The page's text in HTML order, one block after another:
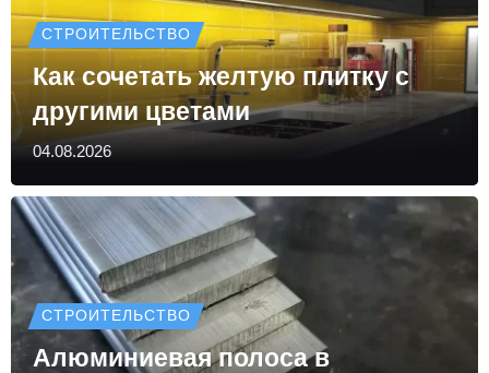
СТРОИТЕЛЬСТВО
Как сочетать желтую плитку с
другими цветами
04.08.2026
СТРОИТЕЛЬСТВО
Алюминиевая полоса в